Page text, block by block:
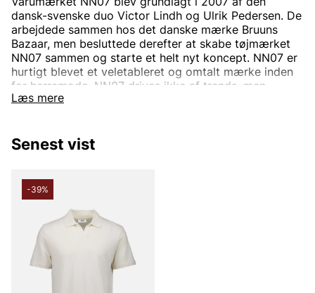
Læs mere
dansk-svenske duo Victor Lindh og Ulrik Pedersen. De
arbejdede sammen hos det danske mærke Bruuns
Bazaar, men besluttede derefter at skabe tøjmærket
NN07 sammen og starte et helt nyt koncept. NN07 er
hurtigt blevet et veletableret og omtalt mærke inden
for herremode. NN07 drives ikke af trends, men
designer unikke plagg med fokus på detaljer,
Hvordan opstod navnet NN07?
NN07 er et mærke for alle, uanset baggrund. Navnet
NN07 står derfor for "Ingen nationalitet" og 07
henviser til året, det blev skabt (2007). Konceptet
kalder de nogle gange for "Vi er ingen nationalitet",
hvilket ses i deres grafiske profil. Målet har altid
været, at alle mennesker skal føle sig veltilpas i NN07s
tøj.
Senest vist
-39%